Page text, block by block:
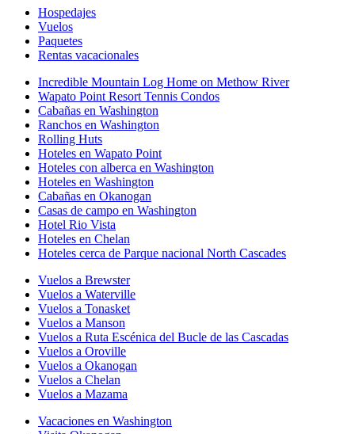
Hospedajes
Vuelos
Paquetes
Rentas vacacionales
Incredible Mountain Log Home on Methow River
Wapato Point Resort Tennis Condos
Cabañas en Washington
Ranchos en Washington
Rolling Huts
Hoteles en Wapato Point
Hoteles con alberca en Washington
Hoteles en Washington
Cabañas en Okanogan
Casas de campo en Washington
Hotel Rio Vista
Hoteles en Chelan
Hoteles cerca de Parque nacional North Cascades
Vuelos a Brewster
Vuelos a Waterville
Vuelos a Tonasket
Vuelos a Manson
Vuelos a Ruta Escénica del Bucle de las Cascadas
Vuelos a Oroville
Vuelos a Okanogan
Vuelos a Chelan
Vuelos a Mazama
Vacaciones en Washington